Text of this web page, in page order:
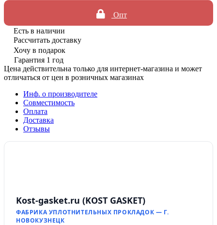
Опт
Есть в наличии
Рассчитать доставку
Хочу в подарок
Гарантия 1 год
Цена действительна только для интернет-магазина и может
отличаться от цен в розничных магазинах
Инф. о производителе
Совместимость
Оплата
Доставка
Отзывы
Kost-gasket.ru (KOST GASKET)
ФАБРИКА УПЛОТНИТЕЛЬНЫХ ПРОКЛАДОК — Г.
НОВОКУЗНЕЦК